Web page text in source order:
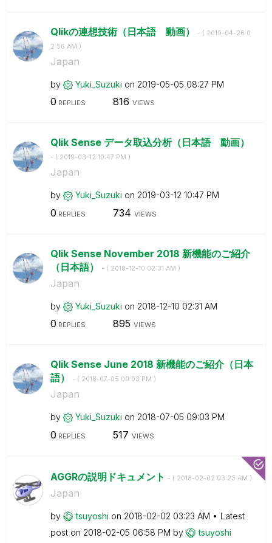
Qlikの連想技術（日本語 動画） - ( ‎2019-04-26 0
2:56 AM )
Japan
by Yuki_Suzuki on ‎2019-05-05 08:27 PM
0 REPLIES 816 VIEWS
Qlik Sense データ取込分析（日本語 動画）
- ( ‎2019-03-12 10:47 PM )
Japan
by Yuki_Suzuki on ‎2019-03-12 10:47 PM
0 REPLIES 734 VIEWS
Qlik Sense November 2018 新機能のご紹介
（日本語）
- ( ‎2018-12-10 02:31 AM )
Japan
by Yuki_Suzuki on ‎2018-12-10 02:31 AM
0 REPLIES 895 VIEWS
Qlik Sense June 2018 新機能のご紹介（日本
語）
- ( ‎2018-07-05 09:03 PM )
Japan
by Yuki_Suzuki on ‎2018-07-05 09:03 PM
0 REPLIES 517 VIEWS
AGGRの説明ドキュメント - ( ‎2018-02-02 03:23 AM )
Japan
by tsuyoshi on ‎2018-02-02 03:23 AM
Latest
post on ‎2018-02-05 06:58 PM by tsuyoshi